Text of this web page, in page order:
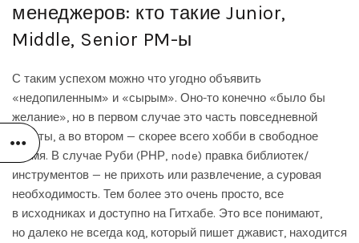
менеджеров: кто такие Junior,
Middle, Senior PM-ы
С таким успехом можно что угодно объявить
«недопиленным» и «сырым». Оно-то конечно «было бы
желание», но в первом случае это часть повседневной
работы, а во втором — скорее всего хобби в свободное
время. В случае Руби (РНР, node) правка библиотек/
инструментов — не прихоть или развлечение, а суровая
необходимость. Тем более это очень просто, все
в исходниках и доступно на Гитхабе. Это все понимают,
но далеко не всегда код, который пишет джавист, находится